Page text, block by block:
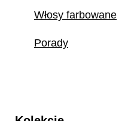
Włosy farbowane
Porady